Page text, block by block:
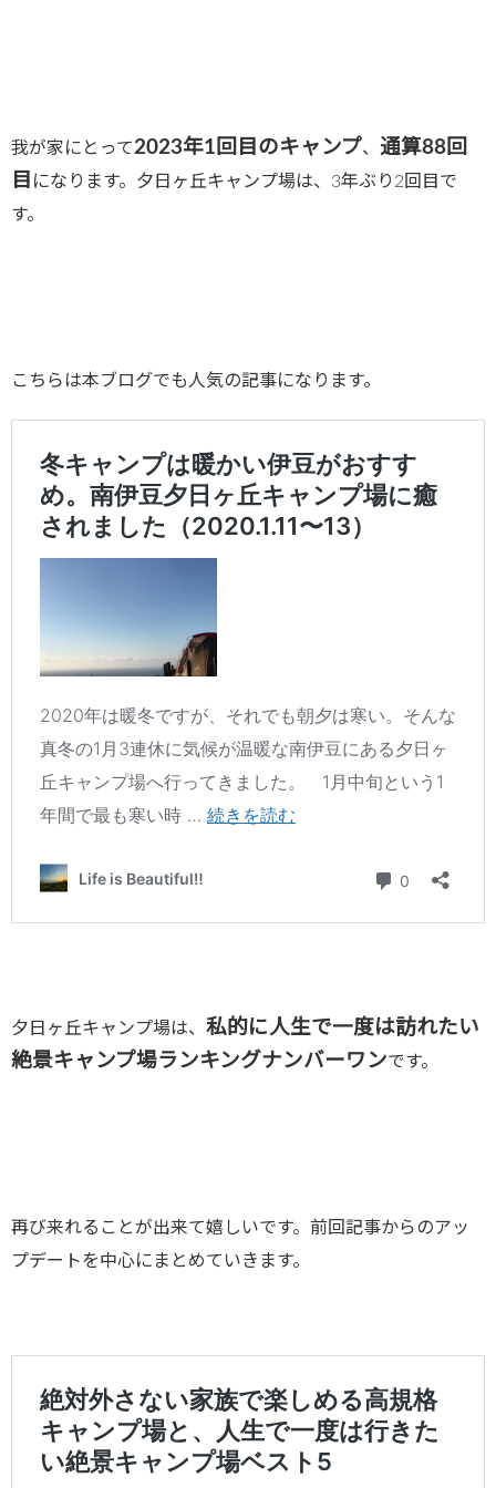
我が家にとって2023年1回目のキャンプ、 通算88回
目 になります。夕日ヶ丘キャンプ場は、3年ぶり2回目で
す。
こちらは本ブログでも人気の記事になります。
夕日ヶ丘キャンプ場は、 私的に人生で一度は訪れたい
絶景キャンプ場ランキングナンバーワンです。
再び来れることが出来て嬉しいです。前回記事からのアッ
プデートを中心にまとめていきます。